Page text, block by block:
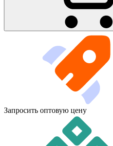
Запросить оптовую цену